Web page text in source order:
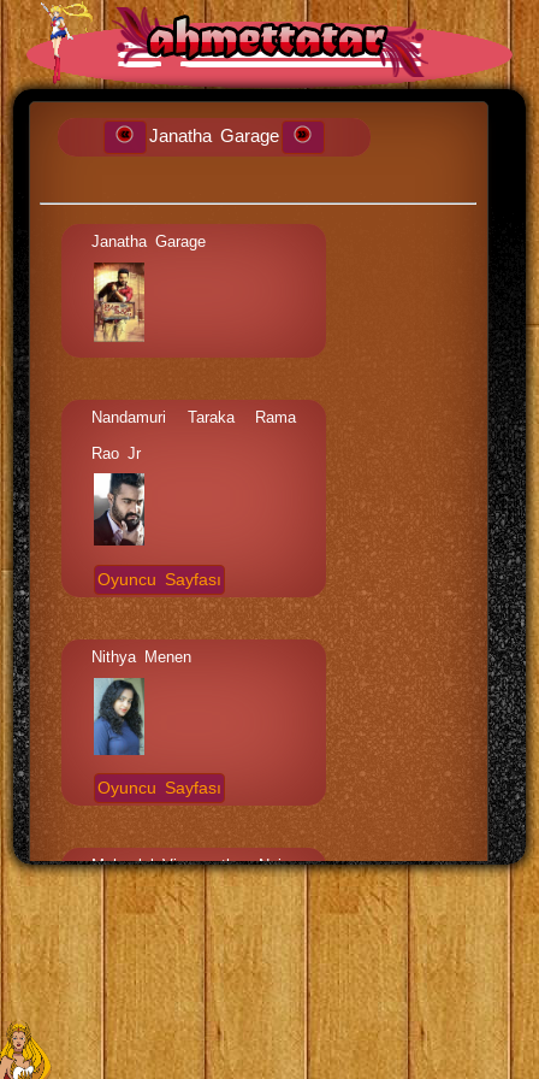
Janatha Garage
Janatha Garage
Nandamuri Taraka Rama
Rao Jr
Oyuncu Sayfası
Nithya Menen
Oyuncu Sayfası
Mohanlal Viswanathan Nair
Oyuncu Sayfası
Samantha Ruth Prabhu